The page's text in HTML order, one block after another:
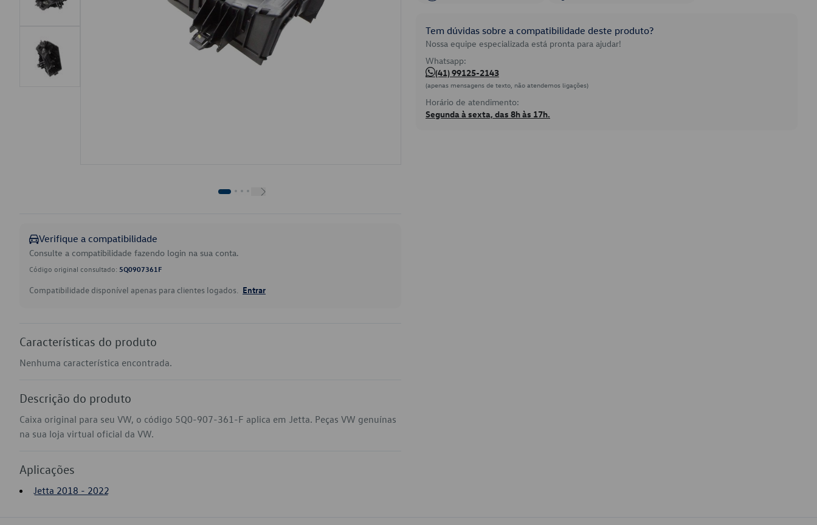
Verifique a compatibilidade
Consulte a compatibilidade fazendo login na sua conta.
Código original consultado: 5Q0907361F
Compatibilidade disponível apenas para clientes logados. Entrar
Características do produto
Nenhuma característica encontrada.
Descrição do produto
Caixa original para seu VW, o código 5Q0-907-361-F aplica em Jetta. Peças VW genuínas
na sua loja virtual oficial da VW.
Aplicações
Jetta 2018 - 2022
Tem dúvidas sobre a compatibilidade deste produto?
Nossa equipe especializada está pronta para ajudar!
Whatsapp:
(41) 99125-2143
(apenas mensagens de texto, não atendemos ligações)
Horário de atendimento:
Segunda à sexta, das 8h às 17h.